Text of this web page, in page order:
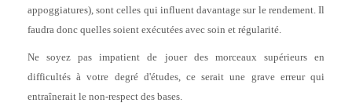
appoggiatures), sont celles qui influent davantage sur le rendement. Il
faudra donc quelles soient exécutées avec soin et régularité.
Ne soyez pas impatient de jouer des morceaux supérieurs en
difficultés à votre degré d'études, ce serait une grave erreur qui
entraînerait le non-respect des bases.